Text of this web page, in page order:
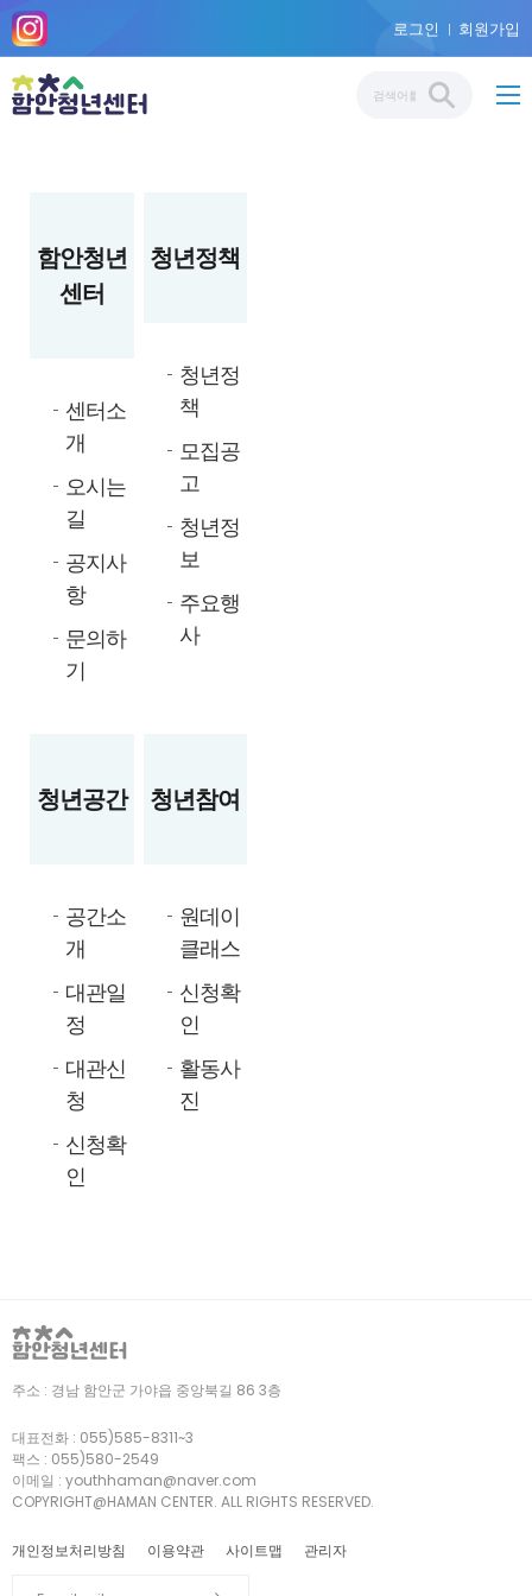
로그인 회원가입
함안청년
센터
센터소
개
오시는
길
공지사
항
문의하
기
청년정책
청년정
책
모집공
고
청년정
보
주요행
사
청년공간
공간소
개
대관일
정
대관신
청
신청확
인
청년참여
원데이
클래스
신청확
인
활동사
진
개인정보처리방침 이용약관 사이트맵 관리자
주소 : 경남 함안군 가야읍 중앙북길 86 3층
대표전화 : 055)585-8311~3
팩스 : 055)580-2549
이메일 : youthhaman@naver.com
COPYRIGHT@HAMAN CENTER. ALL RIGHTS RESERVED.